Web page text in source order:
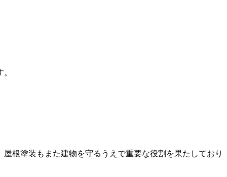
根塗装もまた建物を守るうえで重要な役割を果たしており